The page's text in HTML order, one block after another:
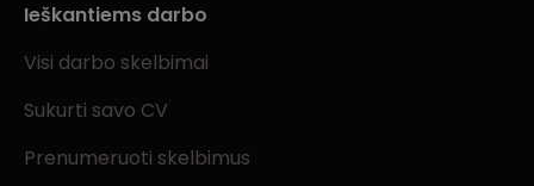
Ieškantiems darbo
Visi darbo skelbimai
Sukurti savo CV
Prenumeruoti skelbimus